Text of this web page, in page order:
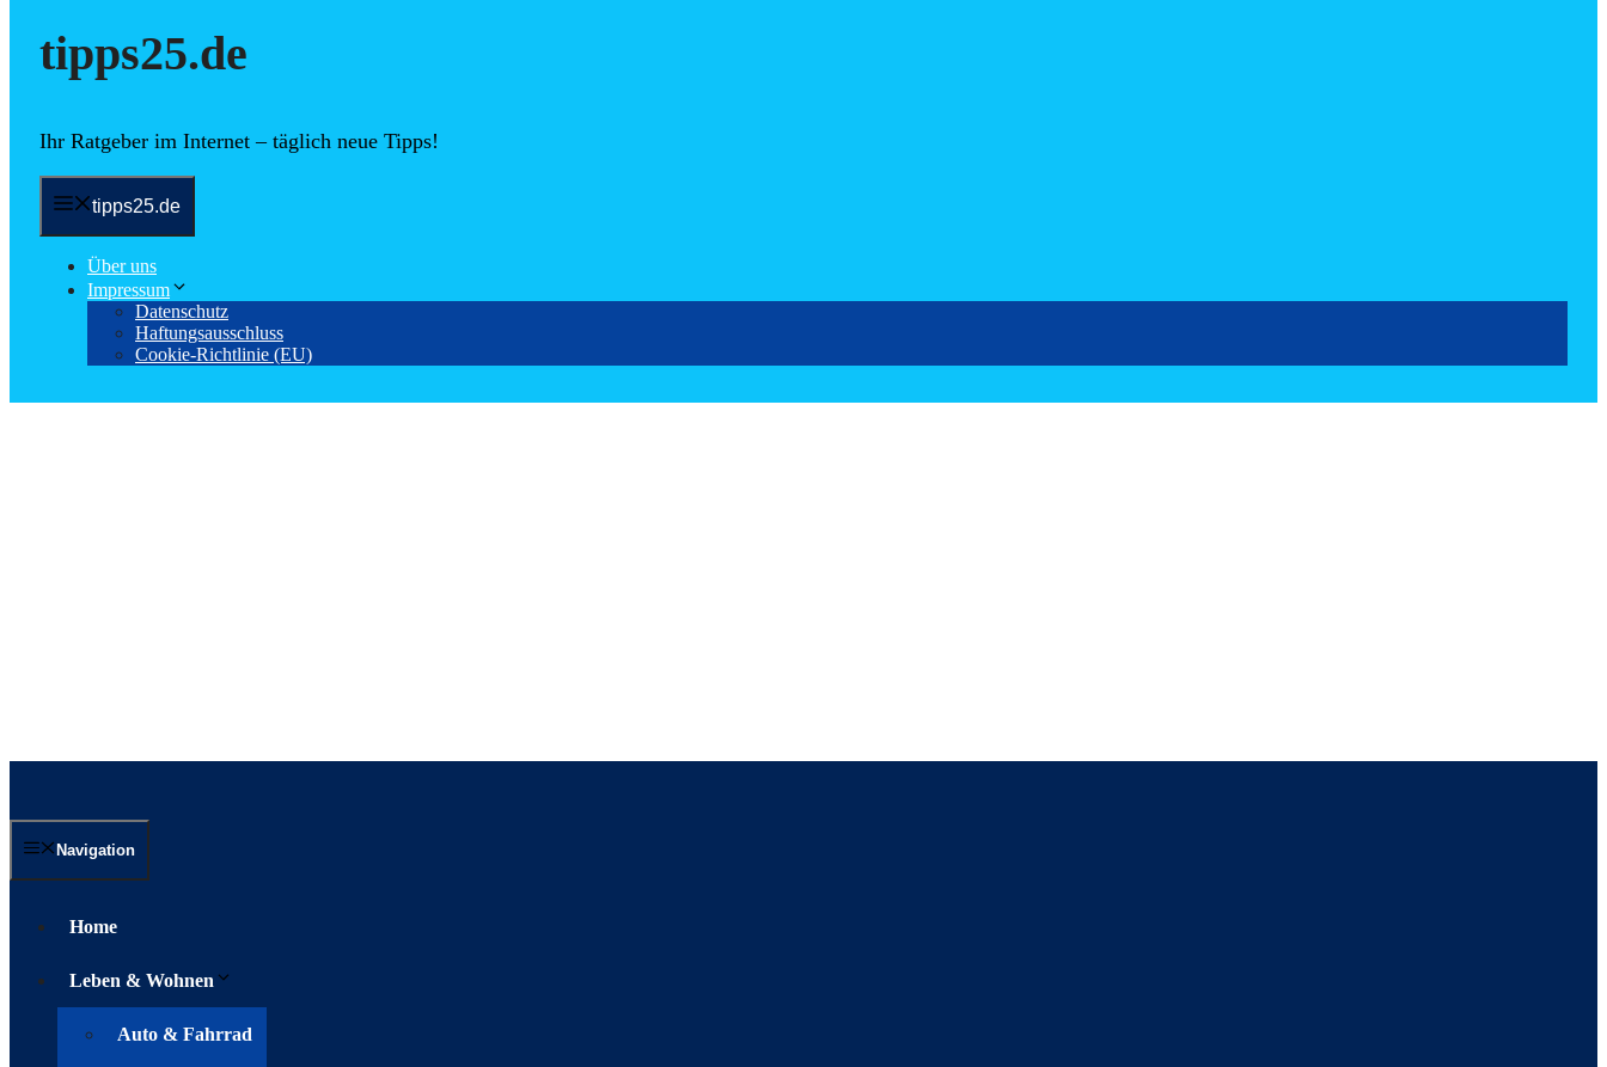
tipps25.de
Ihr Ratgeber im Internet – täglich neue Tipps!
tipps25.de
Über uns
Impressum
Datenschutz
Haftungsausschluss
Cookie-Richtlinie (EU)
Navigation
Home
Leben & Wohnen
Auto & Fahrrad